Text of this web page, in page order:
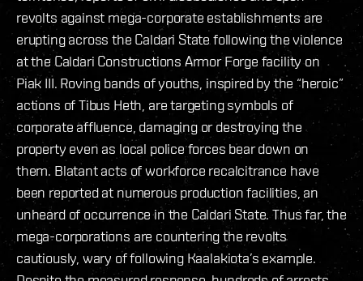
revolts against mega-corporate establishments are
erupting across the Caldari State following the violence
at the Caldari Constructions Armor Forge facility on
Piak III. Roving bands of youths, inspired by the “heroic”
actions of Tibus Heth, are targeting symbols of
corporate affluence, damaging or destroying the
property even as local police forces bear down on
them. Blatant acts of workforce recalcitrance have
been reported at numerous production facilities, an
unheard of occurrence in the Caldari State. Thus far, the
mega-corporations are countering the revolts
cautiously, wary of following Kaalakiota’s example.